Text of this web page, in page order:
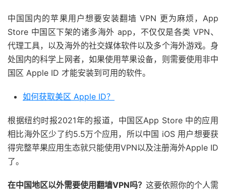
中国国内的苹果用户想要安装翻墙 VPN 更为麻烦，App
Store 中国区下架的诸多海外 app，不仅仅是各类 VPN、
代理工具，以及海外的社交媒体软件以及多个海外游戏。身
处国内的科学上网者，如果使用苹果设备，则需要使用非中
国区 Apple ID 才能安装到可用的软件。
如何获取美区 Apple ID？
根据纽约时报2021年的报道，中国区App Store 中的应用
相比海外区少了约5.5万个应用，所以中国 iOS 用户想要获
得完整苹果应用生态就只能使用VPN以及注册海外Apple ID
了。
在中国地区以外需要使用翻墙VPN吗？ 这要依照你的个人需